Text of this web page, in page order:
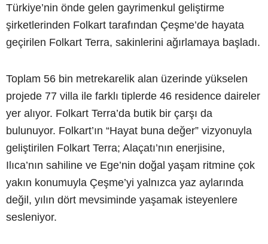
Türkiye’nin önde gelen gayrimenkul geliştirme
şirketlerinden Folkart tarafından Çeşme’de hayata
geçirilen Folkart Terra, sakinlerini ağırlamaya başladı.
Toplam 56 bin metrekarelik alan üzerinde yükselen
projede 77 villa ile farklı tiplerde 46 residence daireler
yer alıyor. Folkart Terra’da butik bir çarşı da
bulunuyor. Folkart’ın “Hayat buna değer” vizyonuyla
geliştirilen Folkart Terra; Alaçatı’nın enerjisine,
Ilıca’nın sahiline ve Ege’nin doğal yaşam ritmine çok
yakın konumuyla Çeşme’yi yalnızca yaz aylarında
değil, yılın dört mevsiminde yaşamak isteyenlere
sesleniyor.